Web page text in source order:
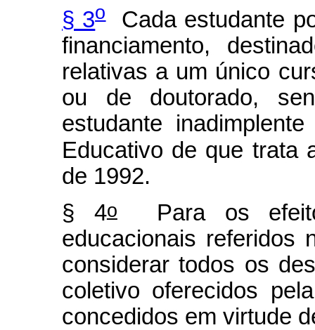
§ 3oCada estudante
financiamento,
relativas a um único
ou de doutorado,
estudante
Educativo de que trata
de 1992.
§ 4oPara os
educacionais referidos
considerar todos os
coletivo oferecidos
concedidos em virtude